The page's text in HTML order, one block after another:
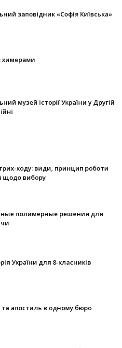
заповідник «Софія Київська»
химерами
музей історії України у Другій
коду: види, принцип роботи
щодо вибору
полимерные решения для
України для 8-класників
апостиль в одному бюро